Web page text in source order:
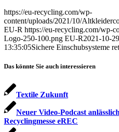
https://eu-recycling.com/wp-
content/uploads/2021/10/
EU-R https://eu-recycling.com/wp-
Logo-250-100.png EU-R2021-10-
13:35:05Sichere Einschubsysteme
Das könnte Sie auch interessieren
Textile Zukunft
Neuer Video-Podcast
Recyclingmesse eREC